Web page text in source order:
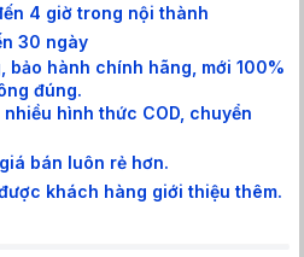
Tìm kiếm giọng nói trên
YouTube bằng tiếng Việt
4 giờ trong nội thành
30 ngày
bảo hành chính hãng, mới 100%
đúng.
hình thức COD, chuyển
bán luôn rẻ hơn.
khách hàng giới thiệu thêm.